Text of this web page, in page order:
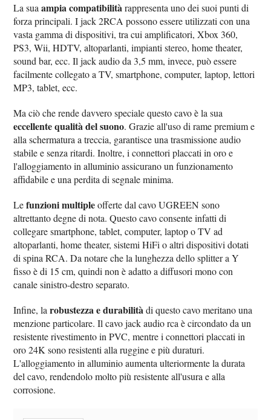
La suaampia compatibilitàrappresenta uno dei suoi punti di
forza principali. I jack 2RCA possono essere utilizzati con una
vasta gamma di dispositivi, tra cui amplificatori, Xbox 360,
PS3, Wii, HDTV, altoparlanti, impianti stereo, home theater,
sound bar, ecc. Il jack audio da 3,5 mm, invece, può essere
facilmente collegato a TV, smartphone, computer, laptop, lettori
MP3, tablet, ecc.
Ma ciò che rende davvero speciale questo cavo è la sua
eccellente qualità del suono. Grazie all'uso di rame premium e
alla schermatura a treccia, garantisce una trasmissione audio
stabile e senza ritardi. Inoltre, i connettori placcati in oro e
l'alloggiamento in alluminio assicurano un funzionamento
affidabile e una perdita di segnale minima.
Lefunzioni multipleofferte dal cavo UGREEN sono
altrettanto degne di nota. Questo cavo consente infatti di
collegare smartphone, tablet, computer, laptop o TV ad
altoparlanti, home theater, sistemi HiFi o altri dispositivi dotati
di spina RCA. Da notare che la lunghezza dello splitter a Y
fisso è di 15 cm, quindi non è adatto a diffusori mono con
canale sinistro-destro separato.
Infine, larobustezza e durabilitàdi questo cavo meritano una
menzione particolare. Il cavo jack audio rca è circondato da un
resistente rivestimento in PVC, mentre i connettori placcati in
oro 24K sono resistenti alla ruggine e più duraturi.
L'alloggiamento in alluminio aumenta ulteriormente la durata
del cavo, rendendolo molto più resistente all'usura e alla
corrosione.